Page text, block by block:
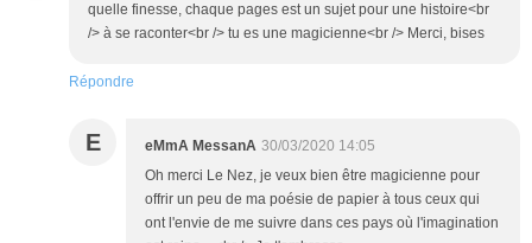
quelle finesse, chaque pages est un sujet pour une histoire<br
/> à se raconter<br /> tu es une magicienne<br /> Merci, bises
Répondre
E eMmA MessanA 30/03/2020 14:05
Oh merci Le Nez, je veux bien être magicienne pour
offrir un peu de ma poésie de papier à tous ceux qui
ont l'envie de me suivre dans ces pays où l'imagination